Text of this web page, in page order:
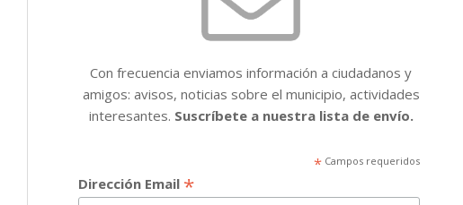
Con frecuencia enviamos información a ciudadanos y
amigos: avisos, noticias sobre el municipio, actividades
interesantes. Suscríbete a nuestra lista de envío.
* Campos requeridos
Dirección Email *